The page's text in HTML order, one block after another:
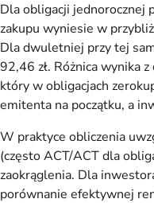
Dla obligacji jednorocznej
zakupu wyniesie w
Dla dwuletniej przy tej
92,46 zł. Różnica wynika
który w obligacjach
emitenta na początku, a
W praktyce obliczenia
(często ACT/ACT dla
zaokrąglenia. Dla
porównanie efektywnej